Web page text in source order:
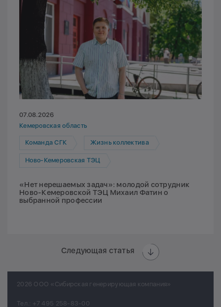
07.08.2026
Кемеровская область
Команда СГК Жизнь коллектива
Ново-Кемеровская ТЭЦ
«Нет нерешаемых задач»: молодой сотрудник
Ново-Кемеровской ТЭЦ Михаил Фатин о
выбранной профессии
Следующая статья
2026 ООО «Сибирская генерирующая компания»
Тел.: +7 495 258-83-00